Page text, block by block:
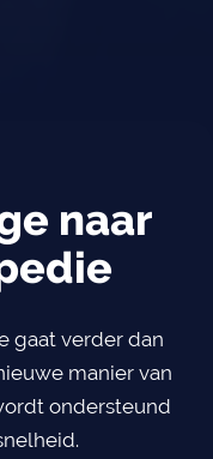
naar
gaat verder dan
manier van
ondersteund